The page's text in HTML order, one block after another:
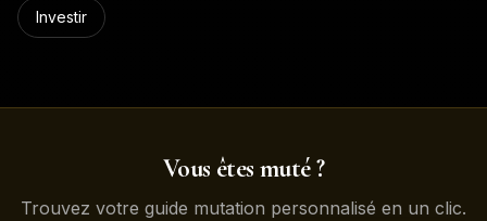
Investir
Vous êtes muté ?
Trouvez votre guide mutation personnalisé en un clic.